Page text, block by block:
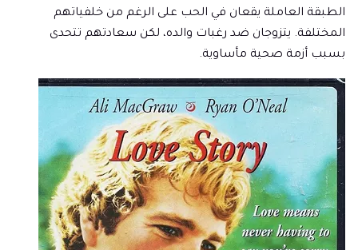
الطبقة العاملة يقعان في الحب على الرغم من خلفياتهم
المختلفة. يتزوجان ضد رغبات والده، لكن سعادتهم تتحدى
بسبب أزمة صحية مأساوية.